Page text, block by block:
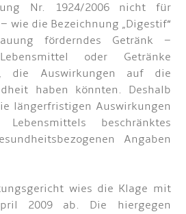
Nr. 1924/2006 nicht für
wie die Bezeichnung „Digestif“
förderndes Getränk –
oder Getränke
die Auswirkungen auf die
haben könnten. Deshalb
längerfristigen Auswirkungen
beschränktes
Angaben
wies die Klage mit
2009 ab. Die hiergegen